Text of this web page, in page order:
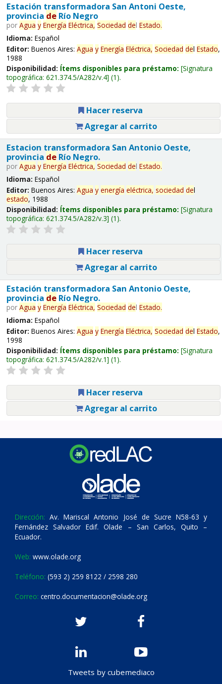
Estación transformadora San Antoni Oeste,
provincia deRío Negro
por Agua y Energía Eléctrica, Sociedad del Estado.
Idioma: Español
Editor: Buenos Aires: Agua y Energía Eléctrica, Sociedad del Estado,
1988
Disponibilidad: Ítems disponibles para préstamo: Signatura
topográfica: 621.374.5/A282/v.4 (1).
Hacer reserva
Agregar al carrito
Estacion transformadora San Antonio Oeste,
provincia deRío Negro.
por Agua y Energía Eléctrica, Sociedad del Estado.
Idioma: Español
Editor: Buenos Aires: Agua y energía eléctrica, sociedad del
estado, 1988
Disponibilidad: Ítems disponibles para préstamo: Signatura
topográfica: 621.374.5/A282/v.3 (1).
Hacer reserva
Agregar al carrito
Estación transformadora San Antonio Oeste,
provincia deRío Negro.
por Agua y Energía Eléctrica, Sociedad del Estado.
Idioma: Español
Editor: Buenos Aires: Agua y Energía Eléctrica, Sociedad del Estado,
1998
Disponibilidad: Ítems disponibles para préstamo: Signatura
topográfica: 621.374.5/A282/v.1 (1).
Hacer reserva
Agregar al carrito
Dirección: Av. Mariscal Antonio José de Sucre N58-63 y
Fernández Salvador Edif. Olade – San Carlos, Quito –
Ecuador.
Web: www.olade.org
Teléfono: (593 2) 259 8122 / 2598 280
Correo: centro.documentacion@olade.org
Tweets by cubemediaco